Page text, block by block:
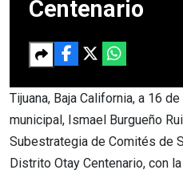
Centenario
Tijuana, Baja California, a 16
municipal, Ismael Burgueño
Subestrategia de Comités de
Distrito Otay Centenario, con